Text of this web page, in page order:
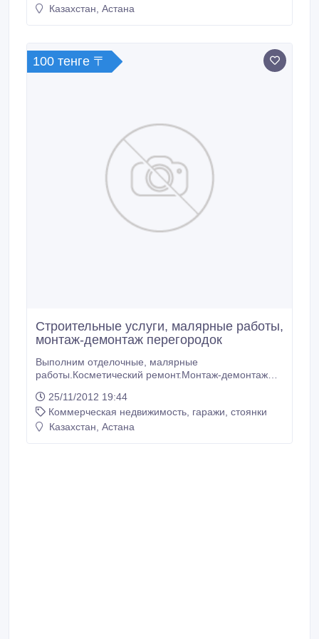
Казахстан, Астана
100 тенге 〒
Строительные услуги, малярные работы,
монтаж-демонтаж перегородок
Выполним отделочные, малярные
работы.Косметический ремонт.Монтаж-демонтаж
доступной цене!!!!.
25/11/2012 19:44
Коммерческая недвижимость, гаражи, стоянки
Казахстан, Астана